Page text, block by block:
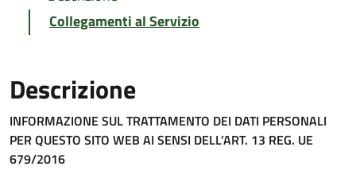
Collegamenti al Servizio
Descrizione
INFORMAZIONE SUL TRATTAMENTO DEI DATI PERSONALI
PER QUESTO SITO WEB AI SENSI DELL’ART. 13 REG. UE
679/2016